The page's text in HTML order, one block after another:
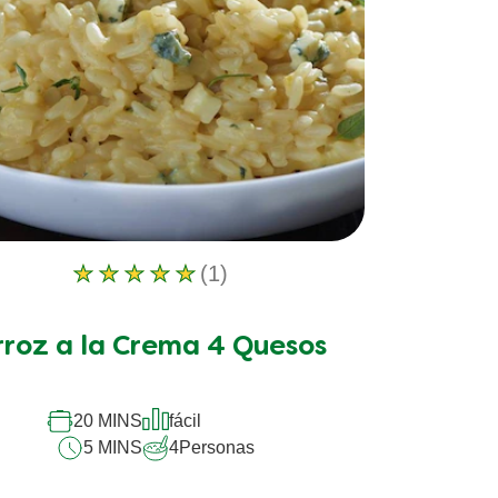
La
de
a
la
Crema
(1)
a la Crema 4 Quesos
20 MINS
fácil
5 MINS
4Personas